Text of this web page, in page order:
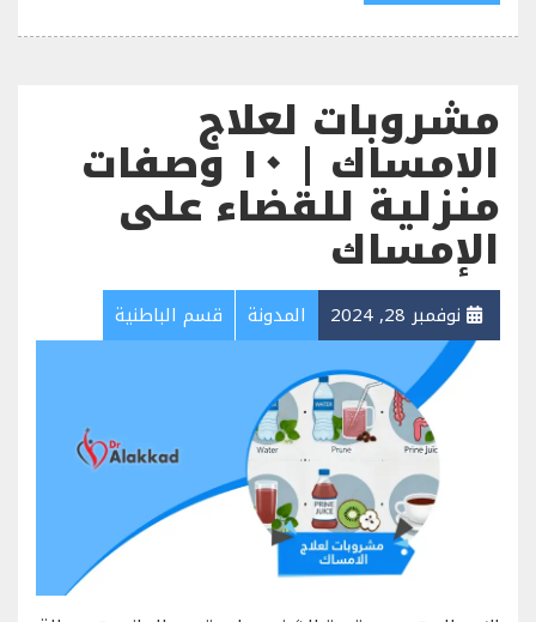
مشروبات لعلاج
الامساك | ١٠ وصفات
منزلية للقضاء على
الإمساك
نوفمبر 28, 2024 المدونة قسم الباطنية